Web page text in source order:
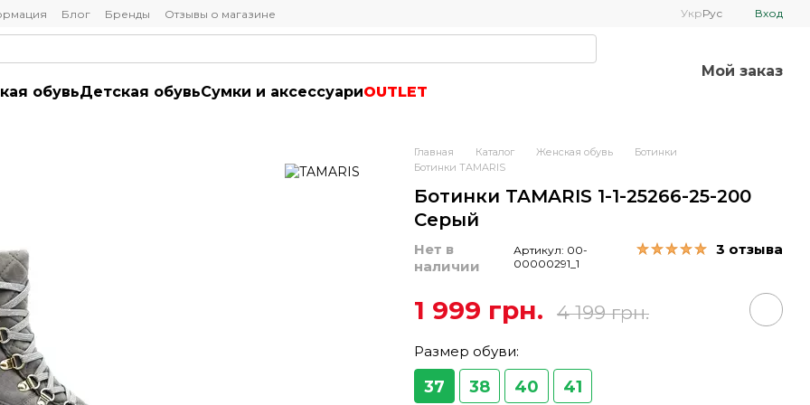
Блог Бренды Отзывы о магазине УкрРус Вход
обувьДетская обувьСумки и аксессуариOUTLET
Мой заказ
Главная Каталог Женская обувь
Ботинки
Ботинки TAMARIS
Ботинки TAMARIS 1-1-25266-25-200
Серый
Нет в
наличии
Артикул: 00-
00000291_1
3 отзыва
1 999 грн. 4 199 грн.
Размер обуви:
37 38 40 41